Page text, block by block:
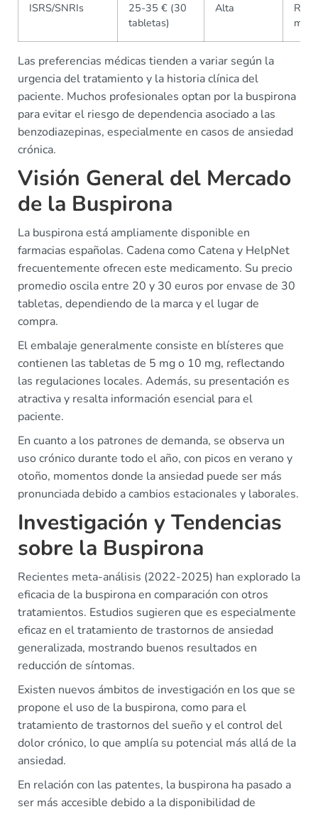
ISRS/SNRIs
25-35 € (30
tabletas)
Alta
Las preferencias médicas tienden a variar según la
urgencia del tratamiento y la historia clínica del
paciente. Muchos profesionales optan por la buspirona
para evitar el riesgo de dependencia asociado a las
benzodiazepinas, especialmente en casos de ansiedad
crónica.
Visión General del Mercado
de la Buspirona
La buspirona está ampliamente disponible en
farmacias españolas. Cadena como Catena y HelpNet
frecuentemente ofrecen este medicamento. Su precio
promedio oscila entre 20 y 30 euros por envase de 30
tabletas, dependiendo de la marca y el lugar de
compra.
El embalaje generalmente consiste en blísteres que
contienen las tabletas de 5 mg o 10 mg, reflectando
las regulaciones locales. Además, su presentación es
atractiva y resalta información esencial para el
paciente.
En cuanto a los patrones de demanda, se observa un
uso crónico durante todo el año, con picos en verano y
otoño, momentos donde la ansiedad puede ser más
pronunciada debido a cambios estacionales y laborales.
Investigación y Tendencias
sobre la Buspirona
Recientes meta-análisis (2022-2025) han explorado la
eficacia de la buspirona en comparación con otros
tratamientos. Estudios sugieren que es especialmente
eficaz en el tratamiento de trastornos de ansiedad
generalizada, mostrando buenos resultados en
reducción de síntomas.
Existen nuevos ámbitos de investigación en los que se
propone el uso de la buspirona, como para el
tratamiento de trastornos del sueño y el control del
dolor crónico, lo que amplía su potencial más allá de la
ansiedad.
En relación con las patentes, la buspirona ha pasado a
ser más accesible debido a la disponibilidad de